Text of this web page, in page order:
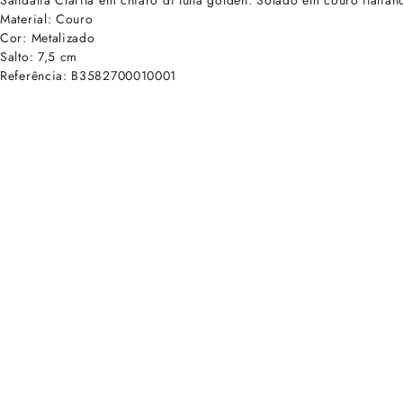
Material: Couro
Cor: Metalizado
Salto: 7,5 cm
Referência: B3582700010001